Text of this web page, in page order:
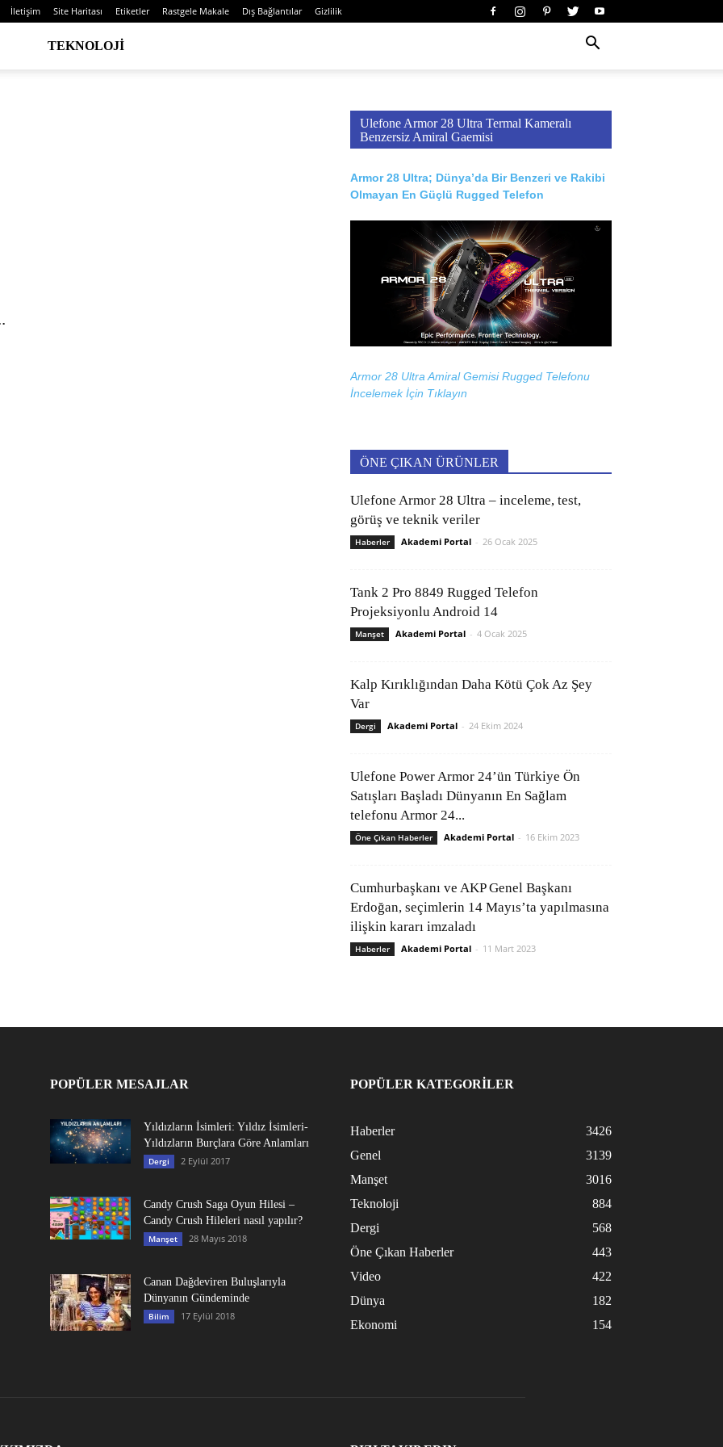
İletişim Site Haritası Etiketler Rastgele Makale Dış Bağlantılar Gizlilik
TEKNOLOJI
Ulefone Armor 28 Ultra Termal Kameralı
Benzersiz Amiral Gaemisi
Armor 28 Ultra; Dünya’da Bir Benzeri ve Rakibi
Olmayan En Güçlü Rugged Telefon
Armor 28 Ultra Amiral Gemisi Rugged Telefonu
İncelemek İçin Tıklayın
ÖNE ÇIKAN ÜRÜNLER
Ulefone Armor 28 Ultra – inceleme, test,
görüş ve teknik veriler
Haberler Akademi Portal - 26 Ocak 2025
Tank 2 Pro 8849 Rugged Telefon
Projeksiyonlu Android 14
Manşet Akademi Portal - 4 Ocak 2025
Kalp Kırıklığından Daha Kötü Çok Az Şey
Var
Dergi Akademi Portal - 24 Ekim 2024
Ulefone Power Armor 24’ün Türkiye Ön
Satışları Başladı Dünyanın En Sağlam
telefonu Armor 24...
Öne Çıkan Haberler Akademi Portal - 16 Ekim 2023
Cumhurbaşkanı ve AKP Genel Başkanı
Erdoğan, seçimlerin 14 Mayıs’ta yapılmasına
ilişkin kararı imzaladı
Haberler Akademi Portal - 11 Mart 2023
POPÜLER MESAJLAR
Yıldızların İsimleri: Yıldız İsimleri-
Yıldızların Burçlara Göre Anlamları
Dergi 2 Eylül 2017
Candy Crush Saga Oyun Hilesi –
Candy Crush Hileleri nasıl yapılır?
Manşet 28 Mayıs 2018
Canan Dağdeviren Buluşlarıyla
Dünyanın Gündeminde
Bilim 17 Eylül 2018
POPÜLER KATEGORİLER
Haberler
3426
Genel
3139
Manşet
3016
Teknoloji
884
Dergi
568
Öne Çıkan Haberler
443
Video
422
Dünya
182
Ekonomi
154